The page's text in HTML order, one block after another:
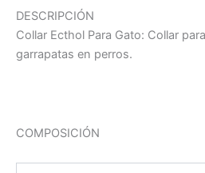
DESCRIPCIÓN
Collar Ecthol Para Gato: Collar
garrapatas en perros.
COMPOSICIÓN